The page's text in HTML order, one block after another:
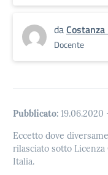
da
Docente
Pubblicato: 19.06.2020
Eccetto dove
rilasciato sotto
Italia.